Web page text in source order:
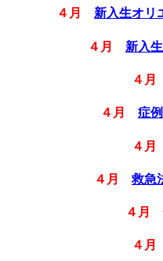
４月 新入生オ
４月 新入
４月
４月 症
４月
４月救急
４月
４月